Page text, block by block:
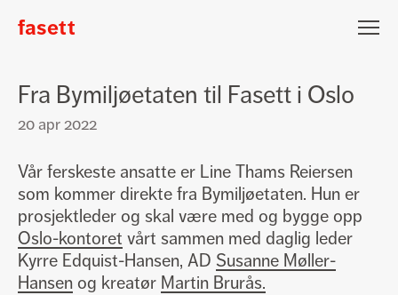
fasett
Fra Bymiljøetaten til Fasett i Oslo
20 apr 2022
Vår ferskeste ansatte er Line Thams Reiersen
som kommer direkte fra Bymiljøetaten. Hun er
prosjektleder og skal være med og bygge opp
Oslo-kontoret vårt sammen med daglig leder
Kyrre Edquist-Hansen, AD Susanne Møller-
Hansen og kreatør Martin Brurås.
Nyhetsbrev påmelding
Epost
Fornavn Etternavn
Jeg vil gjerne motta nyheter fra Fasett
Meld på